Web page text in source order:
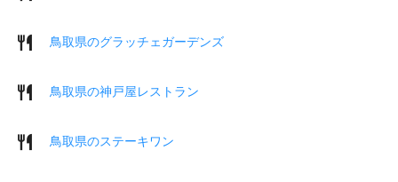
鳥取県のグラッチェガーデンズ
鳥取県の神戸屋レストラン
鳥取県のステーキワン